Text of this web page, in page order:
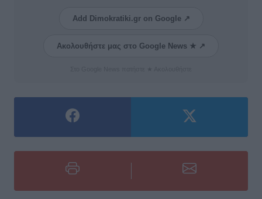
Add Dimokratiki.gr on Google ↗
Ακολουθήστε μας στο Google News ★ ↗